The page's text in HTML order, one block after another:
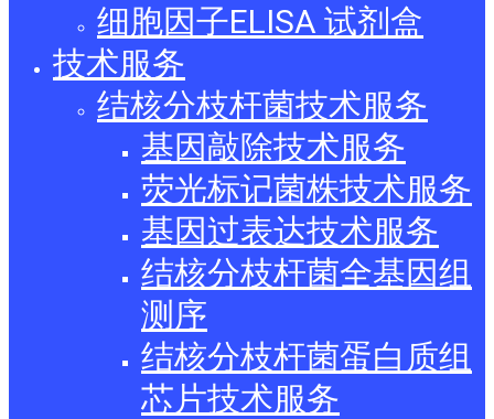
细胞因子ELISA 试剂盒
技术服务
结核分枝杆菌技术服务
基因敲除技术服务
荧光标记菌株技术服务
基因过表达技术服务
结核分枝杆菌全基因组
测序
结核分枝杆菌蛋白质组
芯片技术服务